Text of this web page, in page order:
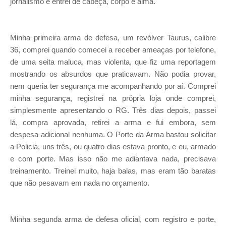
Minha primeira arma de defesa, um revólver Taurus, calibre
36, comprei quando comecei a receber ameaças por telefone,
de uma seita maluca, mas violenta, que fiz uma reportagem
mostrando os absurdos que praticavam. Não podia provar,
nem queria ter segurança me acompanhando por aí. Comprei
minha segurança, registrei na própria loja onde comprei,
simplesmente apresentando o RG. Três dias depois, passei
lá, compra aprovada, retirei a arma e fui embora, sem
despesa adicional nenhuma. O Porte da Arma bastou solicitar
a Policia, uns três, ou quatro dias estava pronto, e eu, armado
e com porte. Mas isso não me adiantava nada, precisava
treinamento. Treinei muito, haja balas, mas eram tão baratas
que não pesavam em nada no orçamento.
Minha segunda arma de defesa oficial, com registro e porte,